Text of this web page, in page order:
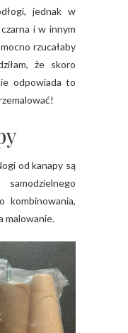
jednak w
i w innym
rzucałaby
że skoro
odpowiada to
od kanapy są
kombinowania,
malowanie.